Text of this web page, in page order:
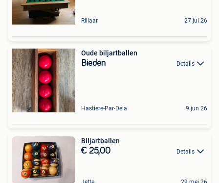
Rillaar 27 jul 26
Oude biljartballen
Bieden Details
Hastiere-Par-Dela 9 jun 26
Biljartballen
€ 25,00 Details